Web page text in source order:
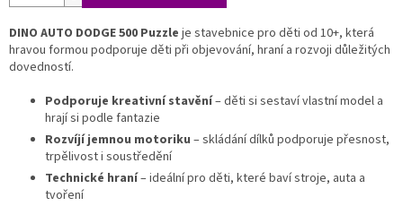
DINO AUTO DODGE 500 Puzzle je stavebnice pro děti od 10+, která
hravou formou podporuje děti při objevování, hraní a rozvoji důležitých
dovedností.
Podporuje kreativní stavění– děti si sestaví vlastní model a
hrají si podle fantazie
Rozvíjí jemnou motoriku – skládání dílků podporuje přesnost,
trpělivost i soustředění
Technické hraní– ideální pro děti, které baví stroje, auta a
tvoření